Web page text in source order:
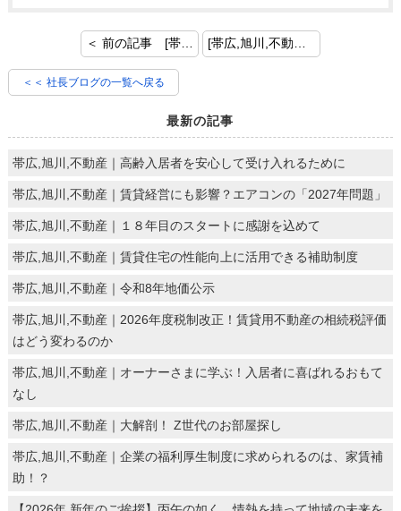
＜ 前の記事 [帯広,旭川,不動産｜ピタットハウスネットワーク全国接客コンテスト☆金賞☆]
＜＜ 社長ブログの一覧へ戻る
最新の記事
帯広,旭川,不動産｜高齢入居者を安心して受け入れるために
帯広,旭川,不動産｜賃貸経営にも影響？エアコンの「2027年問題」
帯広,旭川,不動産｜１８年目のスタートに感謝を込めて
帯広,旭川,不動産｜賃貸住宅の性能向上に活用できる補助制度
帯広,旭川,不動産｜令和8年地価公示
帯広,旭川,不動産｜2026年度税制改正！賃貸用不動産の相続税評価
はどう変わるのか
帯広,旭川,不動産｜オーナーさまに学ぶ！入居者に喜ばれるおもて
なし
帯広,旭川,不動産｜大解剖！ Z世代のお部屋探し
帯広,旭川,不動産｜企業の福利厚生制度に求められるのは、家賃補
助！？